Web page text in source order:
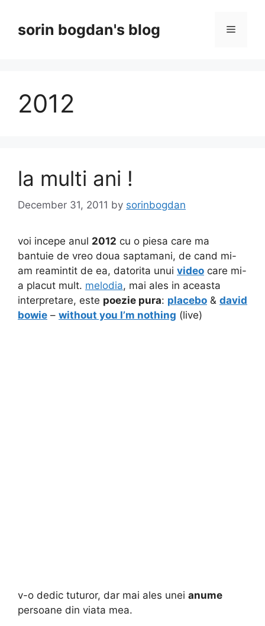
contentsorin bogdan's blog Menu
2012
la multi ani !
December 31, 2011 by sorinbogdan
voi incepe anul 2012 cu o piesa care ma
bantuie de vreo doua saptamani, de cand mi-
am reamintit de ea, datorita unui video care mi-
a placut mult. melodia, mai ales in aceasta
interpretare, este poezie pura: placebo & david
bowie – without you I’m nothing (live)
v-o dedic tuturor, dar mai ales unei anume
persoane din viata mea.